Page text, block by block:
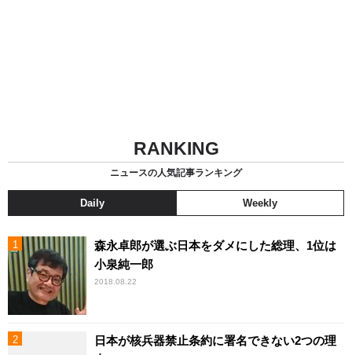
RANKING
ニュースの人気記事ランキング
Daily Weekly
森永卓郎が選ぶ日本をダメにした総理、1位は
小泉純一郎
2018.08.22
日本が核兵器禁止条約に署名できない2つの理